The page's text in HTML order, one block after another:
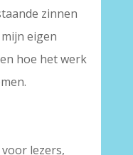
zinnen
eigen
hoe het werk
lezers,